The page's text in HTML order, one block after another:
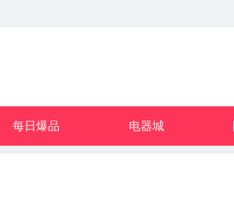
每日爆品 电器城